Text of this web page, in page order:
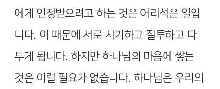
에게 인정받으려고 하는 것은 어리석은 일입
니다. 이 때문에 서로 시기하고 질투하고 다
투게 됩니다. 하지만 하나님의 마음에 쌓는
것은 이럴 필요가 없습니다. 하나님은 우리의